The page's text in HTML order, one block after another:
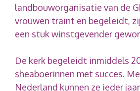
landbouworganisatie van de
vrouwen traint en begeleidt,
een stuk winstgevender
De kerk begeleidt inmiddels
sheaboerinnen met succes.
Nederland kunnen ze ieder